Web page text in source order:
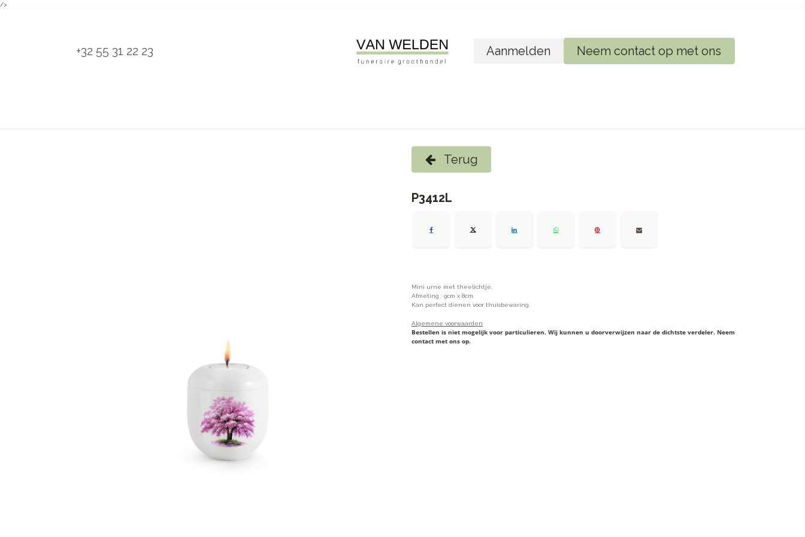
/>
+32 55 31 22 23 Aanmelden Neem contact op met ons
Terug
P3412L
Mini urne met theelichtje.
Afmeting : 9cm x 8cm.
Kan perfect dienen voor thuisbewaring.
Algemene voorwaarden
Bestellen is niet mogelijk voor particulieren. Wij kunnen u doorverwijzen naar de dichtste verdeler. Neem
contact met ons op.